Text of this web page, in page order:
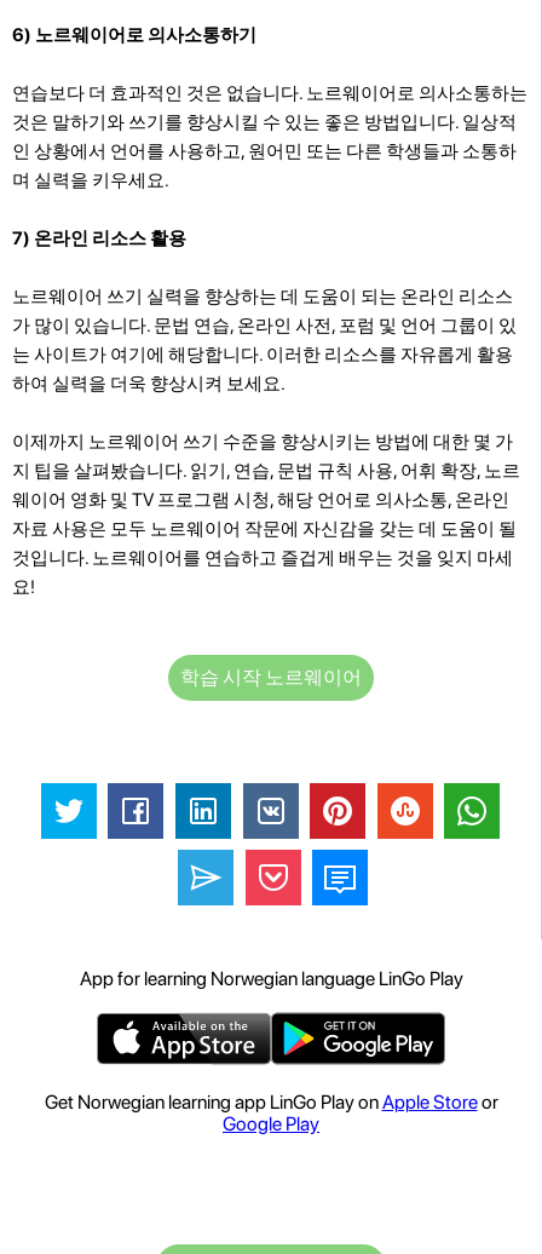
6) 노르웨이어로 의사소통하기
연습보다 더 효과적인 것은 없습니다. 노르웨이어로 의사소통하는
것은 말하기와 쓰기를 향상시킬 수 있는 좋은 방법입니다. 일상적
인 상황에서 언어를 사용하고, 원어민 또는 다른 학생들과 소통하
며 실력을 키우세요.
7) 온라인 리소스 활용
노르웨이어 쓰기 실력을 향상하는 데 도움이 되는 온라인 리소스
가 많이 있습니다. 문법 연습, 온라인 사전, 포럼 및 언어 그룹이 있
는 사이트가 여기에 해당합니다. 이러한 리소스를 자유롭게 활용
하여 실력을 더욱 향상시켜 보세요.
이제까지 노르웨이어 쓰기 수준을 향상시키는 방법에 대한 몇 가
지 팁을 살펴봤습니다. 읽기, 연습, 문법 규칙 사용, 어휘 확장, 노르
웨이어 영화 및 TV 프로그램 시청, 해당 언어로 의사소통, 온라인
자료 사용은 모두 노르웨이어 작문에 자신감을 갖는 데 도움이 될
것입니다. 노르웨이어를 연습하고 즐겁게 배우는 것을 잊지 마세
요!
학습 시작 노르웨이어
App for learning Norwegian language LinGo Play
Get Norwegian learning app LinGo Play onApple Storeor
Google Play